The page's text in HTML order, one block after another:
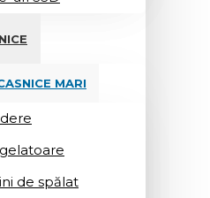
MARI
de spălat